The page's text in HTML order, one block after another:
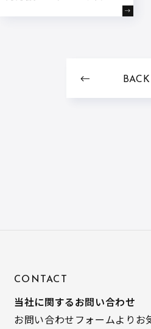
BACK
CONTACT
当社に関するお問い合わせ
お問い合わせフォームよりお